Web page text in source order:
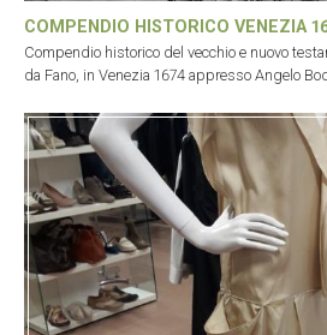
COMPENDIO HISTORICO VENEZIA
Compendio historico del vecchio e nuovo
da Fano, in Venezia 1674 appresso Angelo